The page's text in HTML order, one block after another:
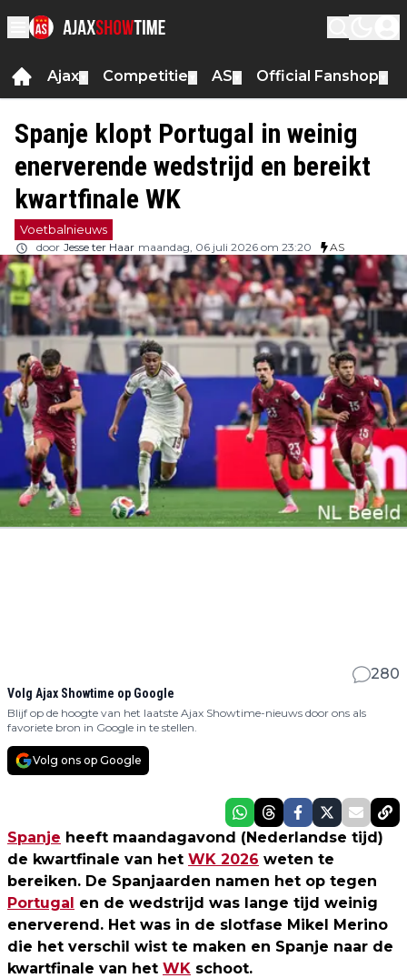
Ajax Competitie AS Official Fanshop
Spanje klopt Portugal in weinig
enerverende wedstrijd en bereikt
kwartfinale WK
Voetbalnieuws
door Jesse ter Haar maandag, 06 juli 2026 om 23:20 AS
280
Volg Ajax Showtime op Google
Blijf op de hoogte van het laatste Ajax Showtime-nieuws door ons als
favoriete bron in Google in te stellen.
Volg ons op Google
Spanje heeft maandagavond (Nederlandse tijd)
de kwartfinale van het WK 2026 weten te
bereiken. De Spanjaarden namen het op tegen
Portugal en de wedstrijd was lange tijd weinig
enerverend. Het was in de slotfase Mikel Merino
die het verschil wist te maken en Spanje naar de
kwartfinale van het WK schoot.